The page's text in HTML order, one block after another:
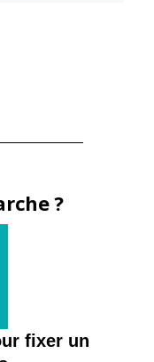
?
fixer un